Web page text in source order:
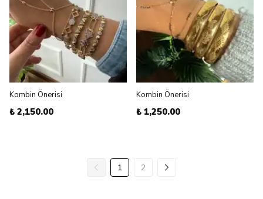
Kombin Önerisi
₺ 2,150.00
Kombin Önerisi
₺ 1,250.00
1 2